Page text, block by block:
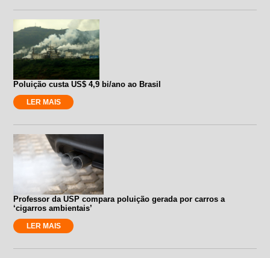
Poluição custa US$ 4,9 bi/ano ao Brasil
LER MAIS
Professor da USP compara poluição gerada por carros a
‘cigarros ambientais’
LER MAIS